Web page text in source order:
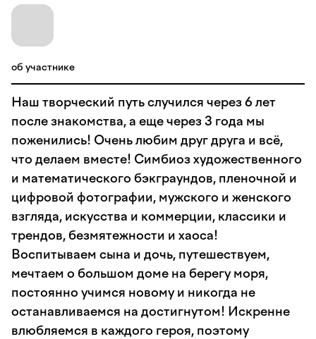
об участнике
Наш творческий путь случился через 6 лет
после знакомства, а еще через 3 года мы
поженились! Очень любим друг друга и всё,
что делаем вместе! Симбиоз художественного
и математического бэкграундов, пленочной и
цифровой фотографии, мужского и женского
взгляда, искусства и коммерции, классики и
трендов, безмятежности и хаоса!
Воспитываем сына и дочь, путешествуем,
мечтаем о большом доме на берегу моря,
постоянно учимся новому и никогда не
останавливаемся на достигнутом! Искренне
влюбляемся в каждого героя, поэтому